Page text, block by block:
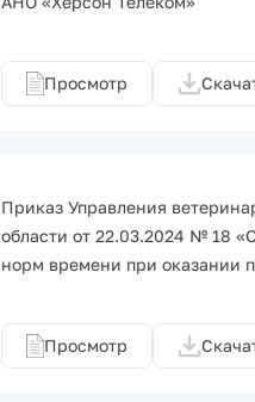
Просмотр
Приказ Управления
области от 22.03.2024 № 18
норм времени при оказании
Просмотр